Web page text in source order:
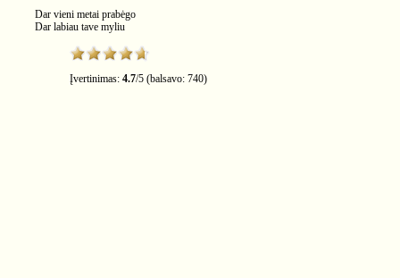
Dar vieni metai prabėgo
Dar labiau tave myliu
Įvertinimas: 4.7/5 (balsavo: 740)